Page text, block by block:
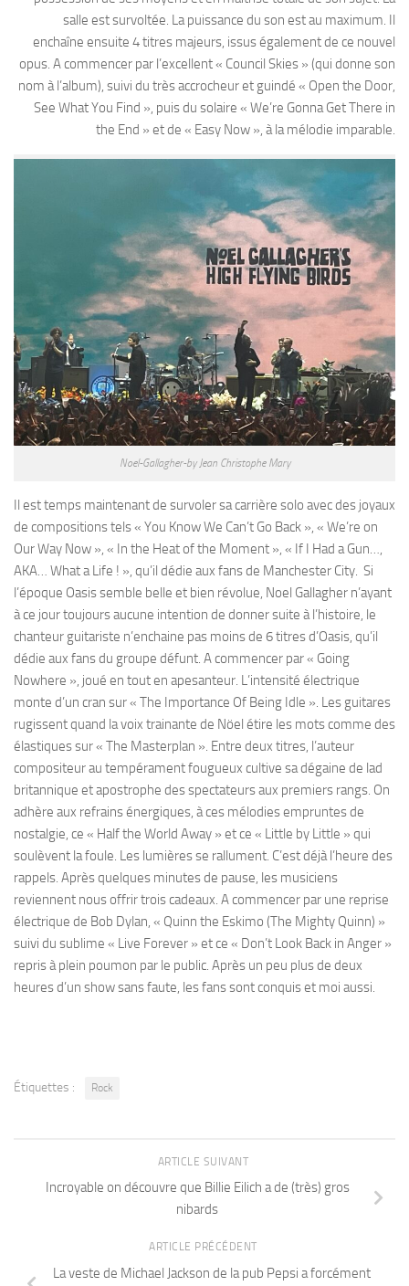
salle est survoltée. La puissance du son est au maximum. Il
enchaîne ensuite 4 titres majeurs, issus également de ce nouvel
opus. A commencer par l’excellent « Council Skies » (qui donne son
nom à l’album), suivi du très accrocheur et guindé « Open the Door,
See What You Find », puis du solaire « We’re Gonna Get There in
the End » et de « Easy Now », à la mélodie imparable.
Noel-Gallagher-by Jean Christophe Mary
Il est temps maintenant de survoler sa carrière solo avec des joyaux
de compositions tels « You Know We Can’t Go Back », « We’re on
Our Way Now », « In the Heat of the Moment », « If I Had a Gun…,
AKA… What a Life ! », qu’il dédie aux fans de Manchester City. Si
l’époque Oasis semble belle et bien révolue, Noel Gallagher n’ayant
à ce jour toujours aucune intention de donner suite à l’histoire, le
chanteur guitariste n’enchaine pas moins de 6 titres d’Oasis, qu’il
dédie aux fans du groupe défunt. A commencer par « Going
Nowhere », joué en tout en apesanteur. L’intensité électrique
monte d’un cran sur « The Importance Of Being Idle ». Les guitares
rugissent quand la voix trainante de Nöel étire les mots comme des
élastiques sur « The Masterplan ». Entre deux titres, l’auteur
compositeur au tempérament fougueux cultive sa dégaine de lad
britannique et apostrophe des spectateurs aux premiers rangs. On
adhère aux refrains énergiques, à ces mélodies empruntes de
nostalgie, ce « Half the World Away » et ce « Little by Little » qui
soulèvent la foule. Les lumières se rallument. C’est déjà l’heure des
rappels. Après quelques minutes de pause, les musiciens
reviennent nous offrir trois cadeaux. A commencer par une reprise
électrique de Bob Dylan, « Quinn the Eskimo (The Mighty Quinn) »
suivi du sublime « Live Forever » et ce « Don’t Look Back in Anger »
repris à plein poumon par le public. Après un peu plus de deux
heures d’un show sans faute, les fans sont conquis et moi aussi.
Étiquettes : Rock
ARTICLE SUIVANT
Incroyable on découvre que Billie Eilich a de (très) gros
nibards
ARTICLE PRÉCÉDENT
La veste de Michael Jackson de la pub Pepsi a forcément